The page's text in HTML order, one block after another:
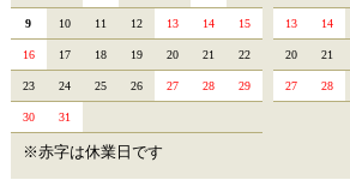
9 10 11 12 13 14 15
16 17 18 19 20 21 22
23 24 25 26 27 28 29
30 31
13 14
20 21
27 28
※赤字は休業日です